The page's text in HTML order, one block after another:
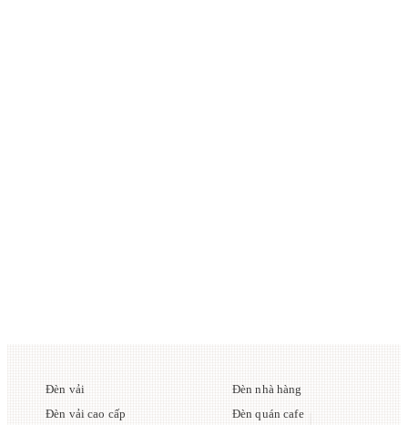
Đèn vải
Đèn vải cao cấp
Đèn nhà hàng
Đèn quán cafe